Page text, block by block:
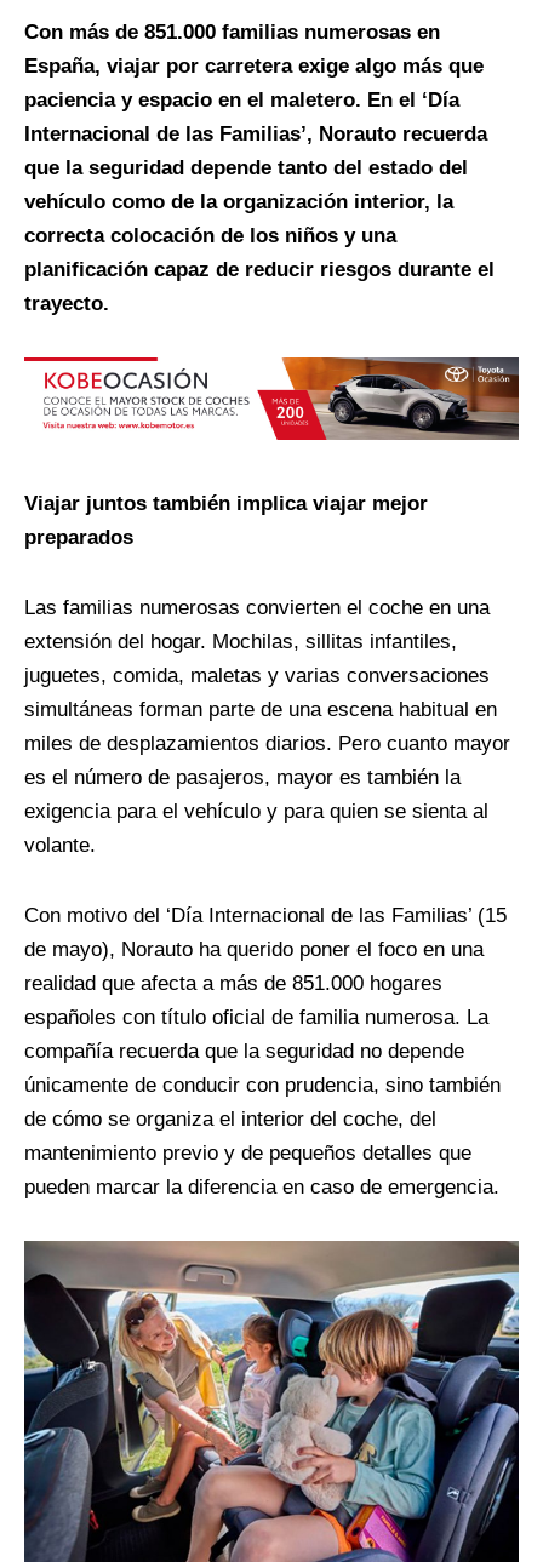
Con más de 851.000 familias numerosas en
España, viajar por carretera exige algo más que
paciencia y espacio en el maletero. En el ‘Día
Internacional de las Familias’, Norauto recuerda
que la seguridad depende tanto del estado del
vehículo como de la organización interior, la
correcta colocación de los niños y una
planificación capaz de reducir riesgos durante el
trayecto.
Viajar juntos también implica viajar mejor
preparados
Las familias numerosas convierten el coche en una
extensión del hogar. Mochilas, sillitas infantiles,
juguetes, comida, maletas y varias conversaciones
simultáneas forman parte de una escena habitual en
miles de desplazamientos diarios. Pero cuanto mayor
es el número de pasajeros, mayor es también la
exigencia para el vehículo y para quien se sienta al
volante.
Con motivo del ‘Día Internacional de las Familias’ (15
de mayo), Norauto ha querido poner el foco en una
realidad que afecta a más de 851.000 hogares
españoles con título oficial de familia numerosa. La
compañía recuerda que la seguridad no depende
únicamente de conducir con prudencia, sino también
de cómo se organiza el interior del coche, del
mantenimiento previo y de pequeños detalles que
pueden marcar la diferencia en caso de emergencia.